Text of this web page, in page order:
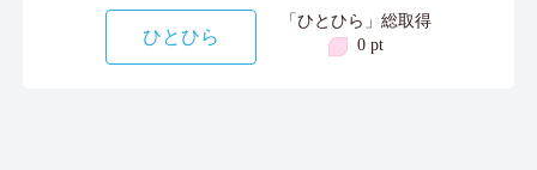
ひとひら
「ひとひら」総取得
0 pt